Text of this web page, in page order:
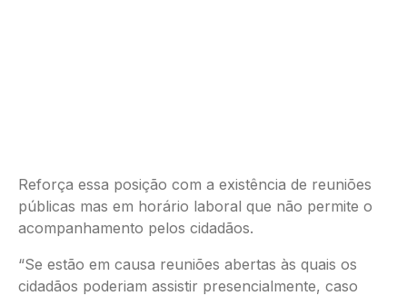
Reforça essa posição com a existência de reuniões
públicas mas em horário laboral que não permite o
acompanhamento pelos cidadãos.
“Se estão em causa reuniões abertas às quais os
cidadãos poderiam assistir presencialmente, caso